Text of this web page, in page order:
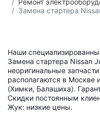
Ремонт
Замена стартера
Наши
Замена стартера Nissan
неоригинальные
располагаются в
(Химки, Балашиха).
Скидки постоянным
Жук: низкие цены.